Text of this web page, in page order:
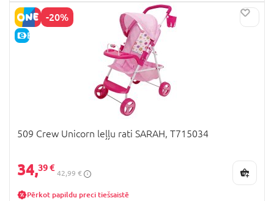
-20%
E-CENA
509 Crew Unicorn leļļu rati SARAH, T715034
34,39 €
42,99 €
Pērkot papildu preci tiešsaistē